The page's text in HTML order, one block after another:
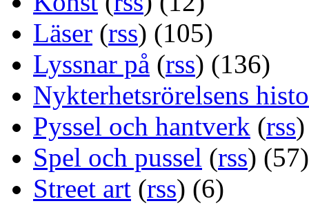
Läser (rss) (105)
Lyssnar på (rss) (136)
Nykterhetsrörelsens
Pyssel och hantverk (rss
Spel och pussel (rss) (57)
Street art (rss) (6)